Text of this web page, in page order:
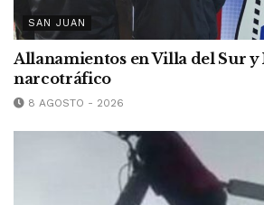
SAN JUAN
Allanamientos en Villa del Sur
narcotráfico
8 AGOSTO - 2026